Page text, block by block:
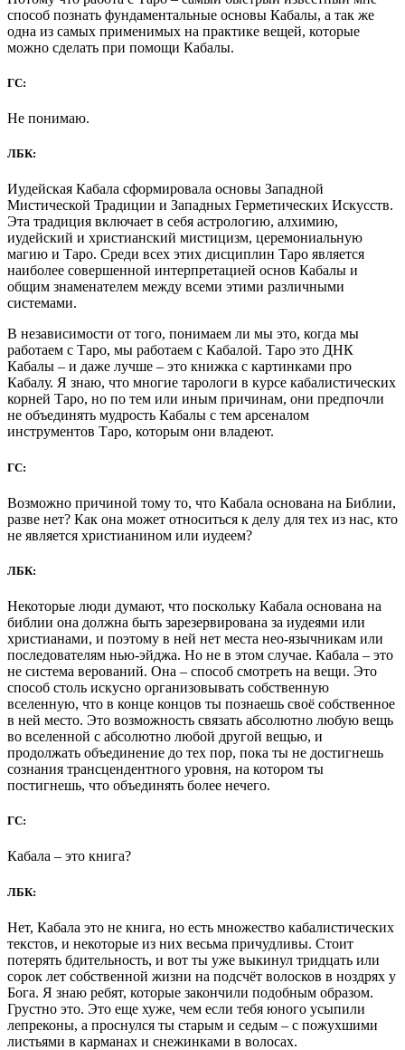
способ познать фундаментальные основы Кабалы, а так же
одна из самых применимых на практике вещей, которые
можно сделать при помощи Кабалы.
ГС:
Не понимаю.
ЛБК:
Иудейская Кабала сформировала основы Западной
Мистической Традиции и Западных Герметических Искусств.
Эта традиция включает в себя астрологию, алхимию,
иудейский и христианский мистицизм, церемониальную
магию и Таро. Среди всех этих дисциплин Таро является
наиболее совершенной интерпретацией основ Кабалы и
общим знаменателем между всеми этими различными
системами.
В независимости от того, понимаем ли мы это, когда мы
работаем с Таро, мы работаем с Кабалой. Таро это ДНК
Кабалы – и даже лучше – это книжка с картинками про
Кабалу. Я знаю, что многие тарологи в курсе кабалистических
корней Таро, но по тем или иным причинам, они предпочли
не объединять мудрость Кабалы с тем арсеналом
инструментов Таро, которым они владеют.
ГС:
Возможно причиной тому то, что Кабала основана на Библии,
разве нет? Как она может относиться к делу для тех из нас, кто
не является христианином или иудеем?
ЛБК:
Некоторые люди думают, что поскольку Кабала основана на
библии она должна быть зарезервирована за иудеями или
христианами, и поэтому в ней нет места нео-язычникам или
последователям нью-эйджа. Но не в этом случае. Кабала – это
не система верований. Она – способ смотреть на вещи. Это
способ столь искусно организовывать собственную
вселенную, что в конце концов ты познаешь своё собственное
в ней место. Это возможность связать абсолютно любую вещь
во вселенной с абсолютно любой другой вещью, и
продолжать объединение до тех пор, пока ты не достигнешь
сознания трансцендентного уровня, на котором ты
постигнешь, что объединять более нечего.
ГС:
Кабала – это книга?
ЛБК:
Нет, Кабала это не книга, но есть множество кабалистических
текстов, и некоторые из них весьма причудливы. Стоит
потерять бдительность, и вот ты уже выкинул тридцать или
сорок лет собственной жизни на подсчёт волосков в ноздрях у
Бога. Я знаю ребят, которые закончили подобным образом.
Грустно это. Это еще хуже, чем если тебя юного усыпили
лепреконы, а проснулся ты старым и седым – с пожухшими
листьями в карманах и снежинками в волосах.